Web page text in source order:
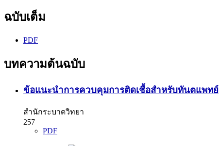
ฉบับเต็ม
PDF
บทความต้นฉบับ
ข้อแนะนำการควบคุมการติดเชื้อสำหรับทันตแพทย์
สำนักระบาดวิทยา
257
PDF